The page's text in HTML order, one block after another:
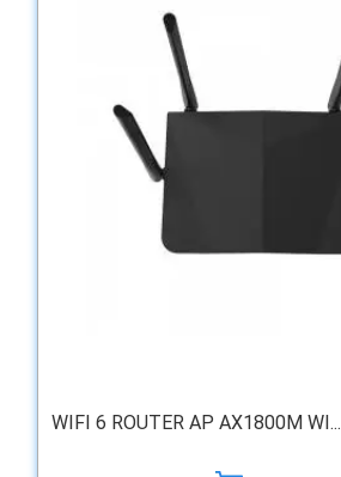
WIFI 6 ROUTER AP AX1800M WI...